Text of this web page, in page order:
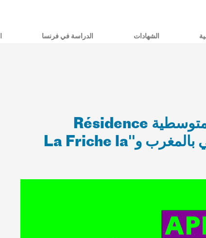
الشهادات الدراسة في فرنسا
طلب ترشيحات: برنامج "الإقامة المتوسطية Résidence
Méditerranée" للمعهد الفرنسي بالمغرب و"La Friche la